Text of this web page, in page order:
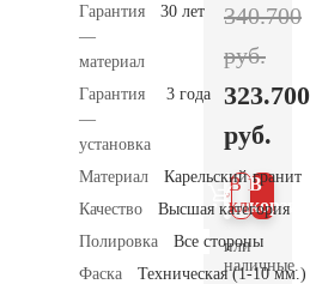
Гарантия
—
материал
30 лет
Гарантия
—
установка
3 года
Материал
Карельский гранит
Качество
Высшая категория
Полировка
Все стороны
Фаска
Техническая (1-10 мм.)
340.700
руб.
323.700
руб.
В
В 1
клик
или
наличные.